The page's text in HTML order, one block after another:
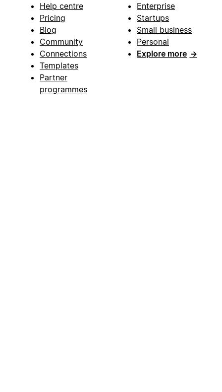
Help centre
Pricing
Blog
Community
Connections
Templates
Partner
programmes
Enterprise
Startups
Small business
Personal
Explore more →